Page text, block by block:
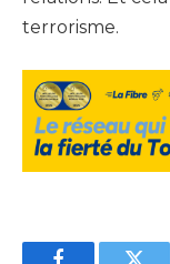
terrorisme.